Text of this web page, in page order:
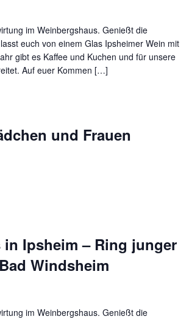
im Weinbergshaus. Genießt die
euch von einem Glas Ipsheimer Wein mit
gibt es Kaffee und Kuchen und für unsere
Auf euer Kommen […]
und Frauen
Ipsheim – Ring junger
Windsheim
im Weinbergshaus. Genießt die